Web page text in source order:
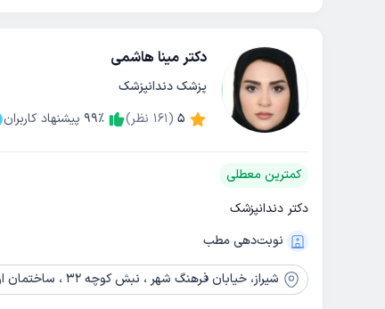
دکتر مینا هاشمی
پزشک دندانپزشک
5
(
161 نظر) 99٪ پیشنهاد کاربران
کمترین معطلی
دکتر دندانپزشک
نوبت‌دهی مطب
شیراز، خیابان فرهنگ شهر ، نبش کوچه 32 ، ساختمان ارین ، طبقه2 ، واحد 12